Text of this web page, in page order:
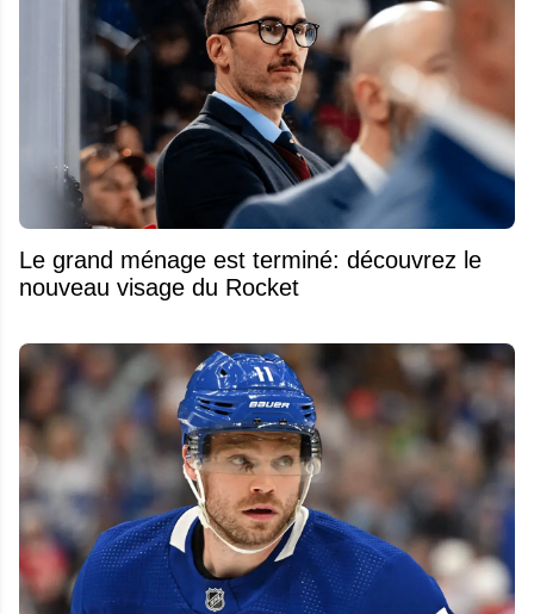
Le grand ménage est terminé: découvrez le
nouveau visage du Rocket